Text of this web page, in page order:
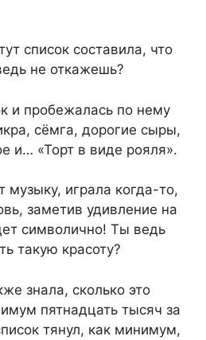
список составила, что
не откажешь?
и пробежалась по нему
сёмга, дорогие сыры,
и… «Торт в виде рояля».
играла когда-то,
заметив удивление на
символично! Ты ведь
такую красоту?
знала, сколько это
пятнадцать тысяч за
тянул, как минимум,